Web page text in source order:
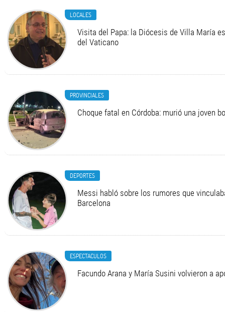
LOCALES
Visita del Papa: la Diócesis de Villa María
del Vaticano
PROVINCIALES
Choque fatal en Córdoba: murió una joven
DEPORTES
Messi habló sobre los rumores que
Barcelona
ESPECTACULOS
Facundo Arana y María Susini volvieron a